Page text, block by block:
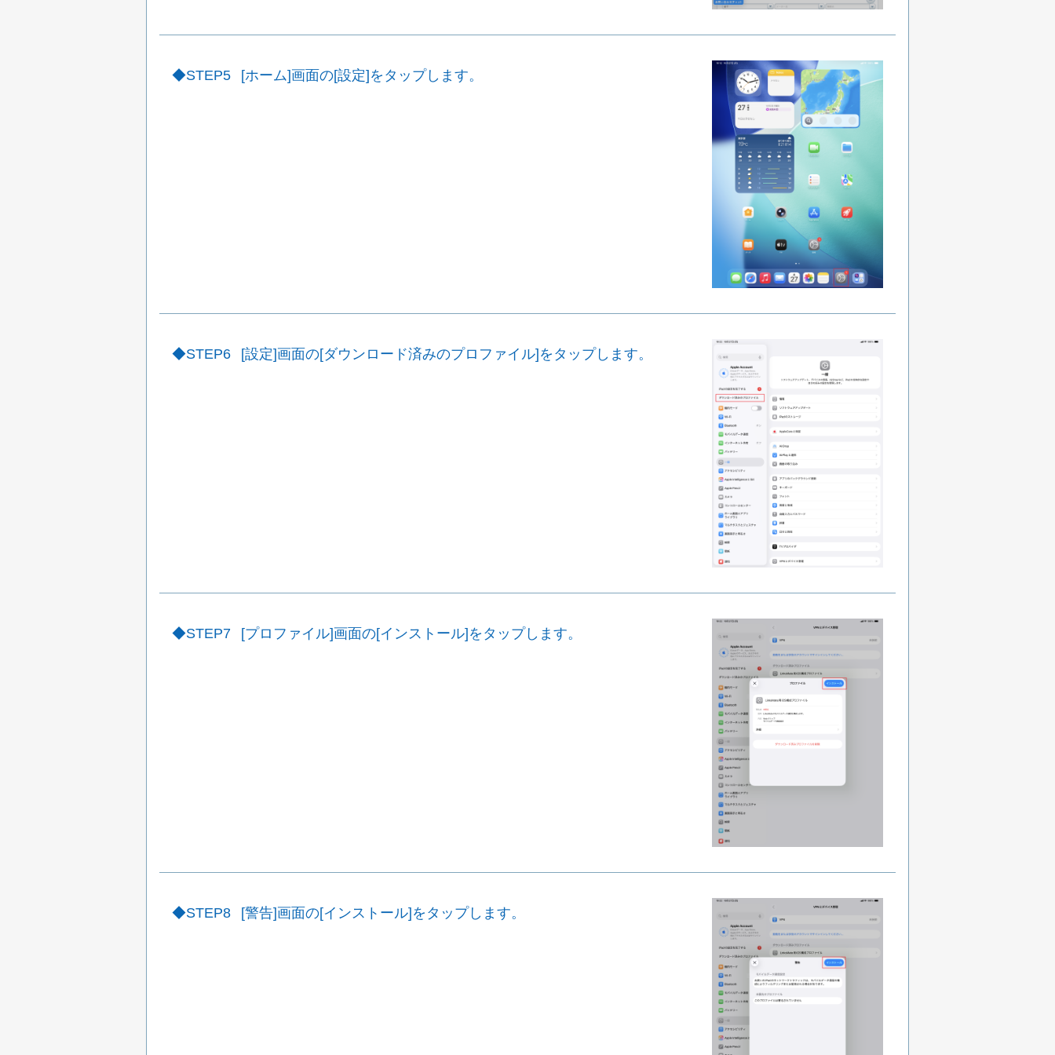
STEP5 [ホーム]画面の[設定]をタップします。
STEP6 [設定]画面の[ダウンロード済みのプロファイル]をタップします。
STEP7 [プロファイル]画面の[インストール]をタップします。
STEP8 [警告]画面の[インストール]をタップします。